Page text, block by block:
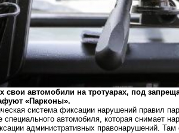
свои автомобили на тротуарах, под
«Парконы».
система фиксации нарушений правил
специального автомобиля, которая снимает
административных правонарушений.